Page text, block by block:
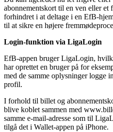
abonnementskort til en ven eller et
forhindret i at deltage i en EfB-
til at sikre en højere
Login-funktion via LigaLogin
EfB-appen bruger LigaLogin,
har oprettet en bruger på for
med de samme oplysninger logge
profil.
I forhold til billet og
blive koblet sammen med
samme e-mail-adresse som til
tilgå det i Wallet-appen på iPhone.